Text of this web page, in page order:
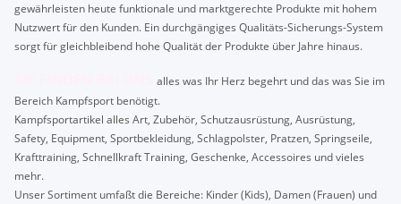
gewährleisten heute funktionale und marktgerechte Produkte mit hohem
Nutzwert für den Kunden. Ein durchgängiges Qualitäts-Sicherungs-System
sorgt für gleichbleibend hohe Qualität der Produkte über Jahre hinaus.
alles was Ihr Herz begehrt und das was Sie im
Bereich Kampfsport benötigt.
Kampfsportartikel alles Art, Zubehör, Schutzausrüstung, Ausrüstung,
Safety, Equipment, Sportbekleidung, Schlagpolster, Pratzen, Springseile,
Krafttraining, Schnellkraft Training, Geschenke, Accessoires und vieles
mehr.
Unser Sortiment umfaßt die Bereiche: Kinder (Kids), Damen (Frauen) und